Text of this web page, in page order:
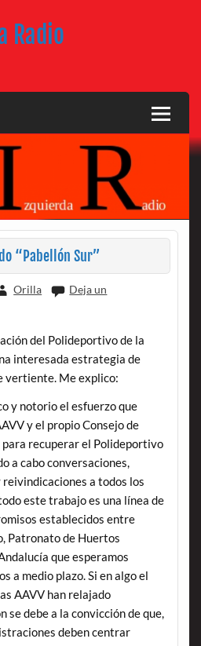
Radio
“Pabellón Sur”
Orilla
Deja un
del Polideportivo de la
interesada estrategia de
vertiente. Me explico:
y notorio el esfuerzo que
y el propio Consejo de
recuperar el Polideportivo
a cabo conversaciones,
a todos los
este trabajo es una línea de
establecidos entre
Patronato de Huertos
que esperamos
a medio plazo. Si en algo el
AAVV han relajado
se debe a la convicción de que,
deben centrar